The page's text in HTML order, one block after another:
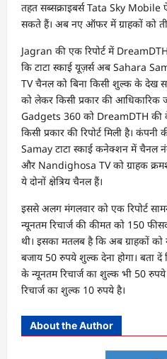
तहत सब्सक्राइबर्स Tata Sky
सकते हैं। अब नए ऑफर में ग्राहकों को
Jagran की एक रिपोर्ट में
कि टाटा स्काई यूज़र्स अब Sahara
TV चैनल को बिना किसी शुल्क के देख
को लेकर किसी प्रकार की आधिकारिक
Gadgets 360 को DreamDTH की
किसी प्रकार की रिपोर्ट मिली है।
Samay टाटा स्काई कनेक्शन में चैनल
और Nandighosa TV को ग्राहक
ये दोनों क्षेत्रिय चैनल हैं।
इससे अलग मंगलवार को एक रिपोर्ट
न्यूनतम रिचार्ज की कीमत को 150
थी। इसका मतलब है कि अब ग्राहकों
बजाय 50 रुपये शुल्क देना होगा।
के न्यूनतम रिचार्ज का शुल्क भी 50
रिचार्ज का शुल्क 10 रुपये है।
About the Author